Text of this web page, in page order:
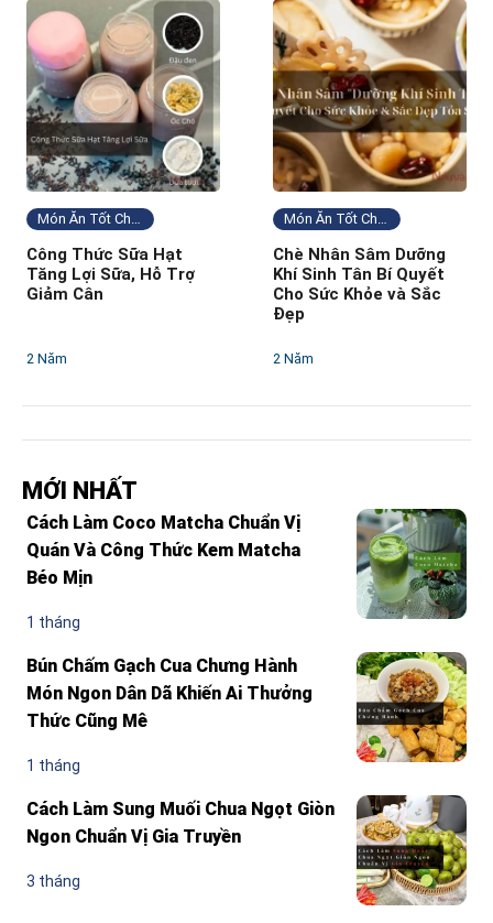
Món Ăn Tốt Cho Sức Khỏe
Công Thức Sữa Hạt
Tăng Lợi Sữa, Hỗ Trợ
Giảm Cân
2 Năm
Món Ăn Tốt Cho Sức Khỏe
Chè Nhân Sâm Dưỡng
Khí Sinh Tân Bí Quyết
Cho Sức Khỏe và Sắc
Đẹp
2 Năm
MỚI NHẤT
Cách Làm Coco Matcha Chuẩn Vị
Quán Và Công Thức Kem Matcha
Béo Mịn
1 tháng
Bún Chấm Gạch Cua Chưng Hành
Món Ngon Dân Dã Khiến Ai Thưởng
Thức Cũng Mê
1 tháng
Cách Làm Sung Muối Chua Ngọt Giòn
Ngon Chuẩn Vị Gia Truyền
3 tháng